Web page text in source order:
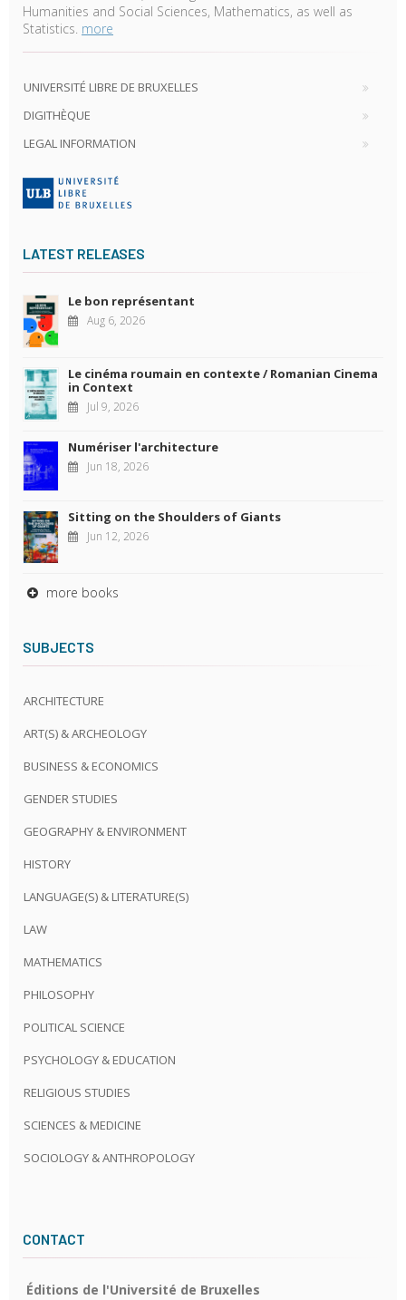
Humanities and Social Sciences, Mathematics, as well as
Statistics. more
UNIVERSITÉ LIBRE DE BRUXELLES
DIGITHÈQUE
LEGAL INFORMATION
LATEST RELEASES
Le bon représentant
Aug 6, 2026
Le cinéma roumain en contexte / Romanian Cinema
in Context
Jul 9, 2026
Numériser l'architecture
Jun 18, 2026
Sitting on the Shoulders of Giants
Jun 12, 2026
more books
SUBJECTS
ARCHITECTURE
ART(S) & ARCHEOLOGY
BUSINESS & ECONOMICS
GENDER STUDIES
GEOGRAPHY & ENVIRONMENT
HISTORY
LANGUAGE(S) & LITERATURE(S)
LAW
MATHEMATICS
PHILOSOPHY
POLITICAL SCIENCE
PSYCHOLOGY & EDUCATION
RELIGIOUS STUDIES
SCIENCES & MEDICINE
SOCIOLOGY & ANTHROPOLOGY
CONTACT
Éditions de l'Université de Bruxelles